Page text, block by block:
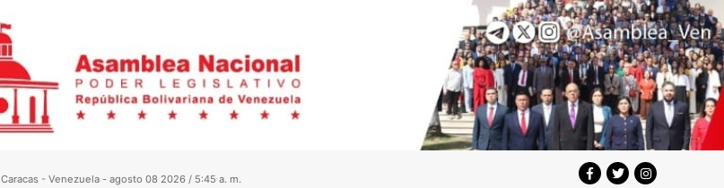
Caracas - Venezuela - agosto 08 2026 / 5:45 a. m.